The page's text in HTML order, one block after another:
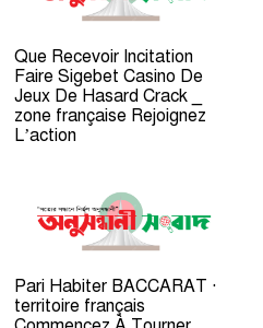
Que Recevoir Incitation
Faire Sigebet Casino De
Jeux De Hasard Crack _
zone française Rejoignez
L’action
Pari Habiter BACCARAT ·
territoire français